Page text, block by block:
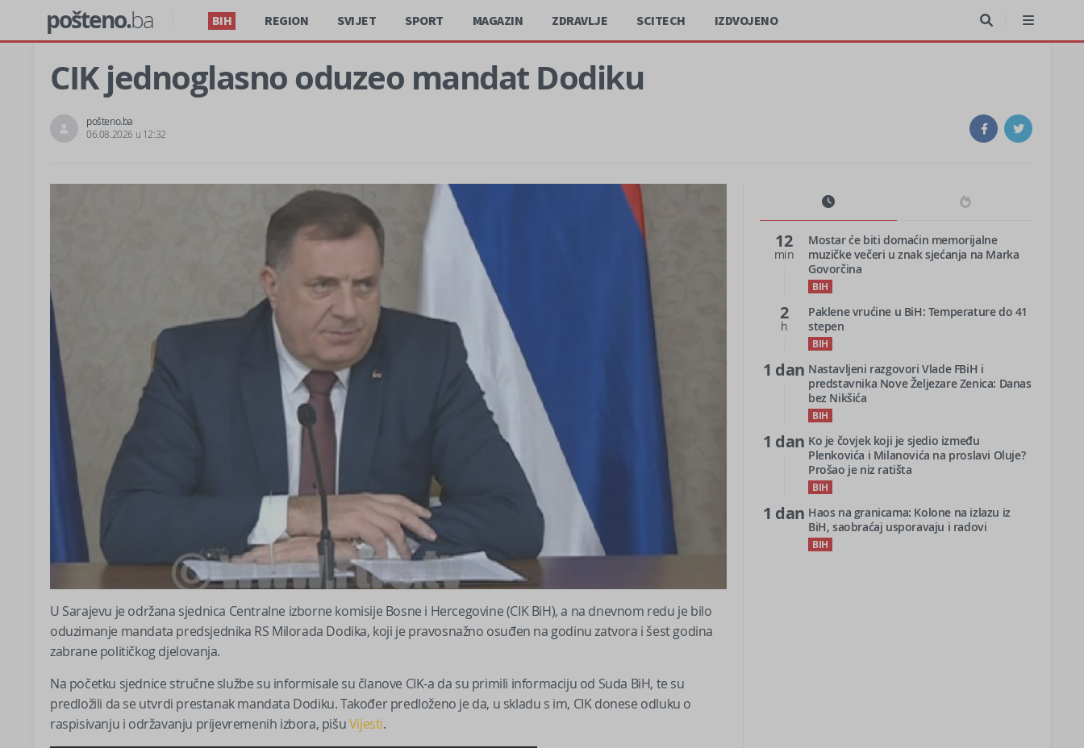
pošteno.ba BIH REGION SVIJET SPORT MAGAZIN ZDRAVLJE SCITECH IZDVOJENO
CIK jednoglasno oduzeo mandat Dodiku
pošteno.ba
06.08.2026 u 12:32
U Sarajevu je održana sjednica Centralne izborne komisije Bosne i Hercegovine (CIK BiH), a na dnevnom redu je bilo
oduzimanje mandata predsjednika RS Milorada Dodika, koji je pravosnažno osuđen na godinu zatvora i šest godina
zabrane političkog djelovanja.
Na početku sjednice stručne službe su informisale su članove CIK-a da su primili informaciju od Suda BiH, te su
predložili da se utvrdi prestanak mandata Dodiku. Također predloženo je da, u skladu s im, CIK donese odluku o
raspisivanju i održavanju prijevremenih izbora, pišuVijesti.
12
min
Mostar će biti domaćin memorijalne
muzičke večeri u znak sjećanja na Marka
Govorčina
BIH
2
h
Paklene vrućine u BiH: Temperature do 41
stepen
BIH
1 dan Nastavljeni razgovori Vlade FBiH i
predstavnika Nove Željezare Zenica: Danas
bez Nikšića
BIH
1 dan Ko je čovjek koji je sjedio između
Plenkovića i Milanovića na proslavi Oluje?
Prošao je niz ratišta
BIH
1 dan Haos na granicama: Kolone na izlazu iz
BiH, saobraćaj usporavaju i radovi
BIH